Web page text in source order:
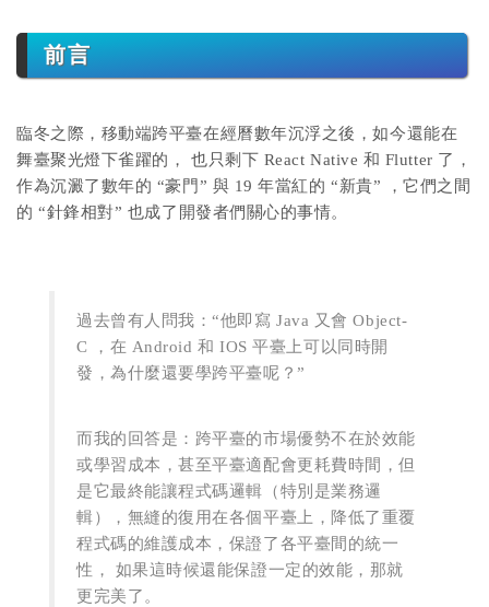
前言
臨冬之際，移動端跨平臺在經曆數年沉浮之後，如今還能在
舞臺聚光燈下雀躍的， 也只剩下 React Native 和 Flutter 了，
作為沉澱了數年的 “豪門” 與 19 年當紅的 “新貴” ，它們之間
的 “針鋒相對” 也成了開發者們關心的事情。
過去曾有人問我：“他即寫 Java 又會 Object-
C ，在 Android 和 IOS 平臺上可以同時開
發，為什麼還要學跨平臺呢？”
而我的回答是：跨平臺的市場優勢不在於效能
或學習成本，甚至平臺適配會更耗費時間，但
是它最終能讓程式碼邏輯（特別是業務邏
輯），無縫的復用在各個平臺上，降低了重覆
程式碼的維護成本，保證了各平臺間的統一
性， 如果這時候還能保證一定的效能，那就
更完美了。